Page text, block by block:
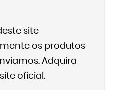
site
os produtos
Adquira
oficial.